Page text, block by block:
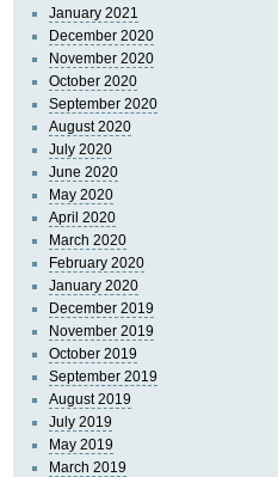
January 2021
December 2020
November 2020
October 2020
September 2020
August 2020
July 2020
June 2020
May 2020
April 2020
March 2020
February 2020
January 2020
December 2019
November 2019
October 2019
September 2019
August 2019
July 2019
May 2019
March 2019